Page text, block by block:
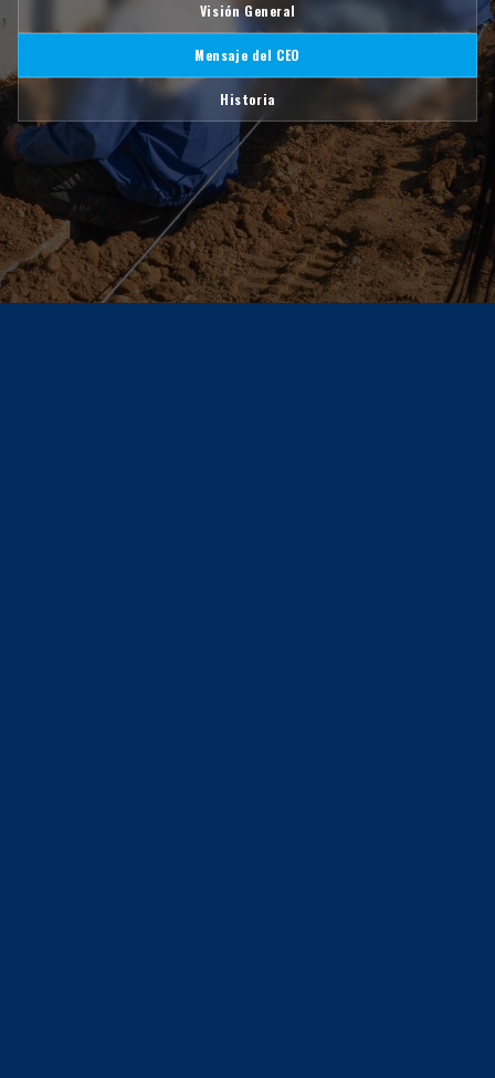
Visión General
Mensaje del CEO
Historia